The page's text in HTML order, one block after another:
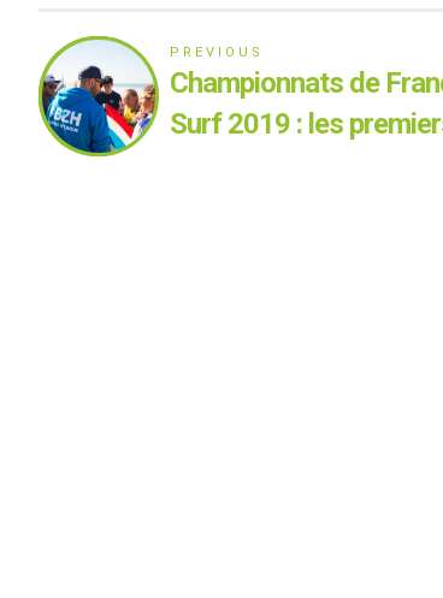
PREVIOUS
Championnats de
Surf 2019 : les